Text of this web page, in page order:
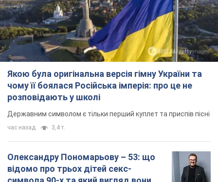
Якою була оригінальна версія гімну України та
чому її боялася Російська імперія: про це не
розповідають у школі
Державним символом є тільки перший куплет та приспів пісні
час назад 3,4 т.
Олександру Пономарьову – 53: що
відомо про трьох дітей секс-